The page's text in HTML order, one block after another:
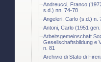
Andreucci, Franco
s.d.) nn. 74-78
Angeleri, Carlo (s.d.) n.
Antoni, Carlo (1951
Arbeitsgemeinschaft
Gesellschaftsbildung e
n. 81
Archivio di Stato di